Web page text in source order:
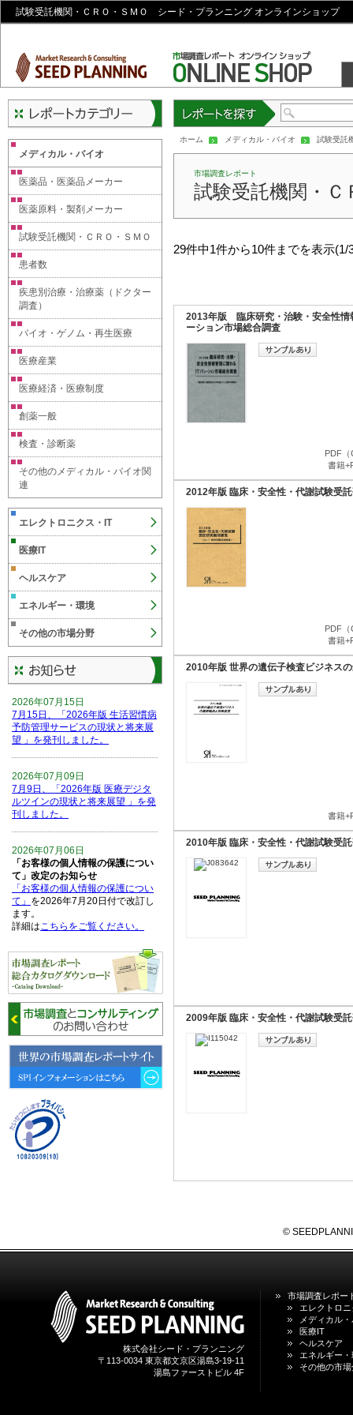
試験受託機関・ＣＲＯ・ＳＭＯ シード・プランニング オンラインショップ
ホーム メディカル・バイオ 試験受託
市場調査レポート
試験受託機関・Ｃ
29件中1件から10件までを表示(1/
2013年版 臨床研究・治験・安全性情
ーション市場総合調査
PDF
書籍
2012年版 臨床・安全性・代謝試験受
PDF
書籍
2010年版 世界の遺伝子検査ビジネス
書籍
2010年版 臨床・安全性・代謝試験受
2009年版 臨床・安全性・代謝試験受
メディカル・バイオ
医薬品・医薬品メーカー
医薬原料・製剤メーカー
試験受託機関・ＣＲＯ・ＳＭＯ
患者数
疾患別治療・治療薬（ドクター
調査）
バイオ・ゲノム・再生医療
医療産業
医療経済・医療制度
創薬一般
検査・診断薬
その他のメディカル・バイオ関
連
エレクトロニクス・IT
医療IT
ヘルスケア
エネルギー・環境
その他の市場分野
2026年07月15日
7月15日、「2026年版 生活習慣病
予防管理サービスの現状と将来展
望 」を発刊しました。
2026年07月09日
7月9日、「2026年版 医療デジタ
ルツインの現状と将来展望 」を発
刊しました。
2026年07月06日
「お客様の個人情報の保護につい
て」改定のお知らせ
「お客様の個人情報の保護につい
て」 を2026年7月20日付で改訂し
ます。
詳細はこちらをご覧ください。
2026年06月15日
6月15日、「中国の医療保険医薬
品リスト 」を発刊しました。
2026年06月01日
6月1日、「2026-27年版 5G SA、
6GにおけるIoT／サービス市場の
動向 」を発刊しました。
2026年04月30日
4月30日、「2026年版 オンライン
診療サービスの現状と将来展望 」
を発刊しました。
2026年01月13日
2025年12月20日
12月20日、「中国医薬品の流通と
日米欧企業の販売戦略 」を発刊し
©
株式会社シード・プランニング
〒113-0034 東京都文京区湯島3-19-11
湯島ファーストビル 4F
市場調査レポー
エレクトロ
メディカル
医療IT
ヘルスケア
エネルギー
その他の市